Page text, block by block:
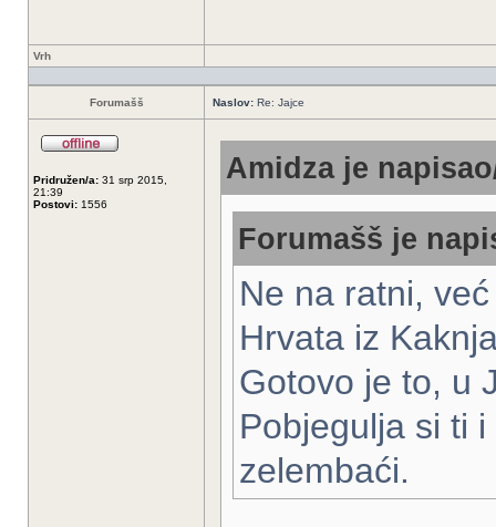
Vrh
Forumašš Naslov: Re: Jajce
Pridružen/a: 31 srp 2015,
21:39
Postovi: 1556
Amidza je
Forumašš je
Ne na ratni,
Hrvata iz
Gotovo je to, u
Pobjegulja si ti
zelembaći.